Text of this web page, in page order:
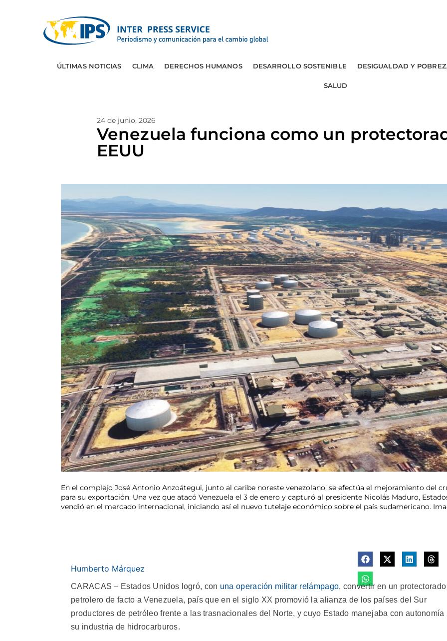
ÚLTIMAS NOTICIAS CLIMA DERECHOS HUMANOS DESARROLLO SOSTENIBLE DESIGUALDAD Y
SALUD
24 de junio, 2026
Venezuela funciona como un
EEUU
En el complejo José Antonio Anzoátegui, junto al caribe noreste venezolano, se efectúa el mejoramiento del
para su exportación. Una vez que atacó Venezuela el 3 de enero y capturó al presidente Nicolás Maduro,
vendió en el mercado internacional, iniciando así el nuevo tutelaje económico sobre el país sudamericano.
Humberto Márquez
CARACAS – Estados Unidos logró, con una operación militar relámpago, convertir en un protectorado
petrolero de facto a Venezuela, país que en el siglo XX promovió la alianza de los países del Sur
productores de petróleo frente a las trasnacionales del Norte, y cuyo Estado manejaba con autonomía
su industria de hidrocarburos.